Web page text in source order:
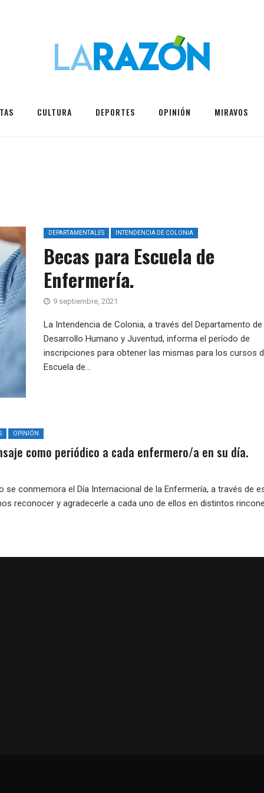
CULTURA DEPORTES OPINIÓN MIRAVOS
DEPARTAMENTALES INTENDENCIA DE COLONIA
Becas para Escuela de
Enfermería.
9 septiembre, 2021
La Intendencia de Colonia, a través del Departamento de
Desarrollo Humano y Juventud, informa el período de
inscripciones para obtener las mismas para los cursos
Escuela de...
OPINIÓN
como periódico a cada enfermero/a en su día.
se conmemora el Día Internacional de la Enfermería, a través de
reconocer y agradecerle a cada uno de ellos en distintos